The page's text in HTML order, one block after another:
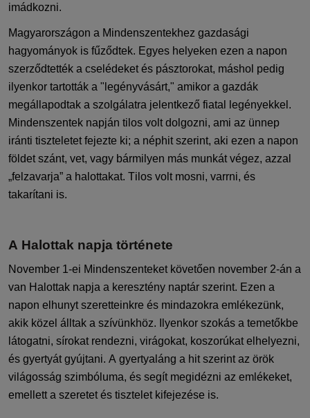
imádkozni.
Magyarországon a Mindenszentekhez gazdasági
hagyományok is fűződtek. Egyes helyeken ezen a napon
szerződtették a cselédeket és pásztorokat, máshol pedig
ilyenkor tartották a "legényvásárt," amikor a gazdák
megállapodtak a szolgálatra jelentkező fiatal legényekkel.
Mindenszentek napján tilos volt dolgozni, ami az ünnep
iránti tiszteletet fejezte ki; a néphit szerint, aki ezen a napon
földet szánt, vet, vagy bármilyen más munkát végez, azzal
„felzavarja” a halottakat. Tilos volt mosni, varrni, és
takarítani is.
A Halottak napja története
November 1-ei Mindenszenteket követően november 2-án a
van Halottak napja a keresztény naptár szerint. Ezen a
napon elhunyt szeretteinkre és mindazokra emlékezünk,
akik közel álltak a szívünkhöz. Ilyenkor szokás a temetőkbe
látogatni, sírokat rendezni, virágokat, koszorúkat elhelyezni,
és gyertyát gyújtani. A gyertyaláng a hit szerint az örök
világosság szimbóluma, és segít megidézni az emlékeket,
emellett a szeretet és tisztelet kifejezése is.